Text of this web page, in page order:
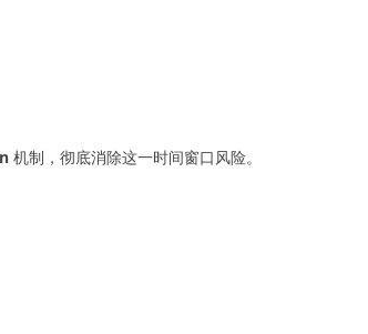
机制，彻底消除这一时间窗口风险。